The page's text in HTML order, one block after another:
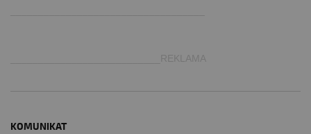
___________________________REKLAMA
KOMUNIKAT